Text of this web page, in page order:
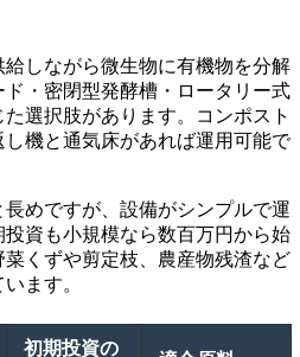
しながら微生物に有機物を分解
・密閉型発酵槽・ロータリー式
選択肢があります。コンポスト
機と通気床があれば運用可能で
めですが、設備がシンプルで運
資も小規模なら数百万円から始
くずや剪定枝、農産物残渣など
ます。
初期投資の